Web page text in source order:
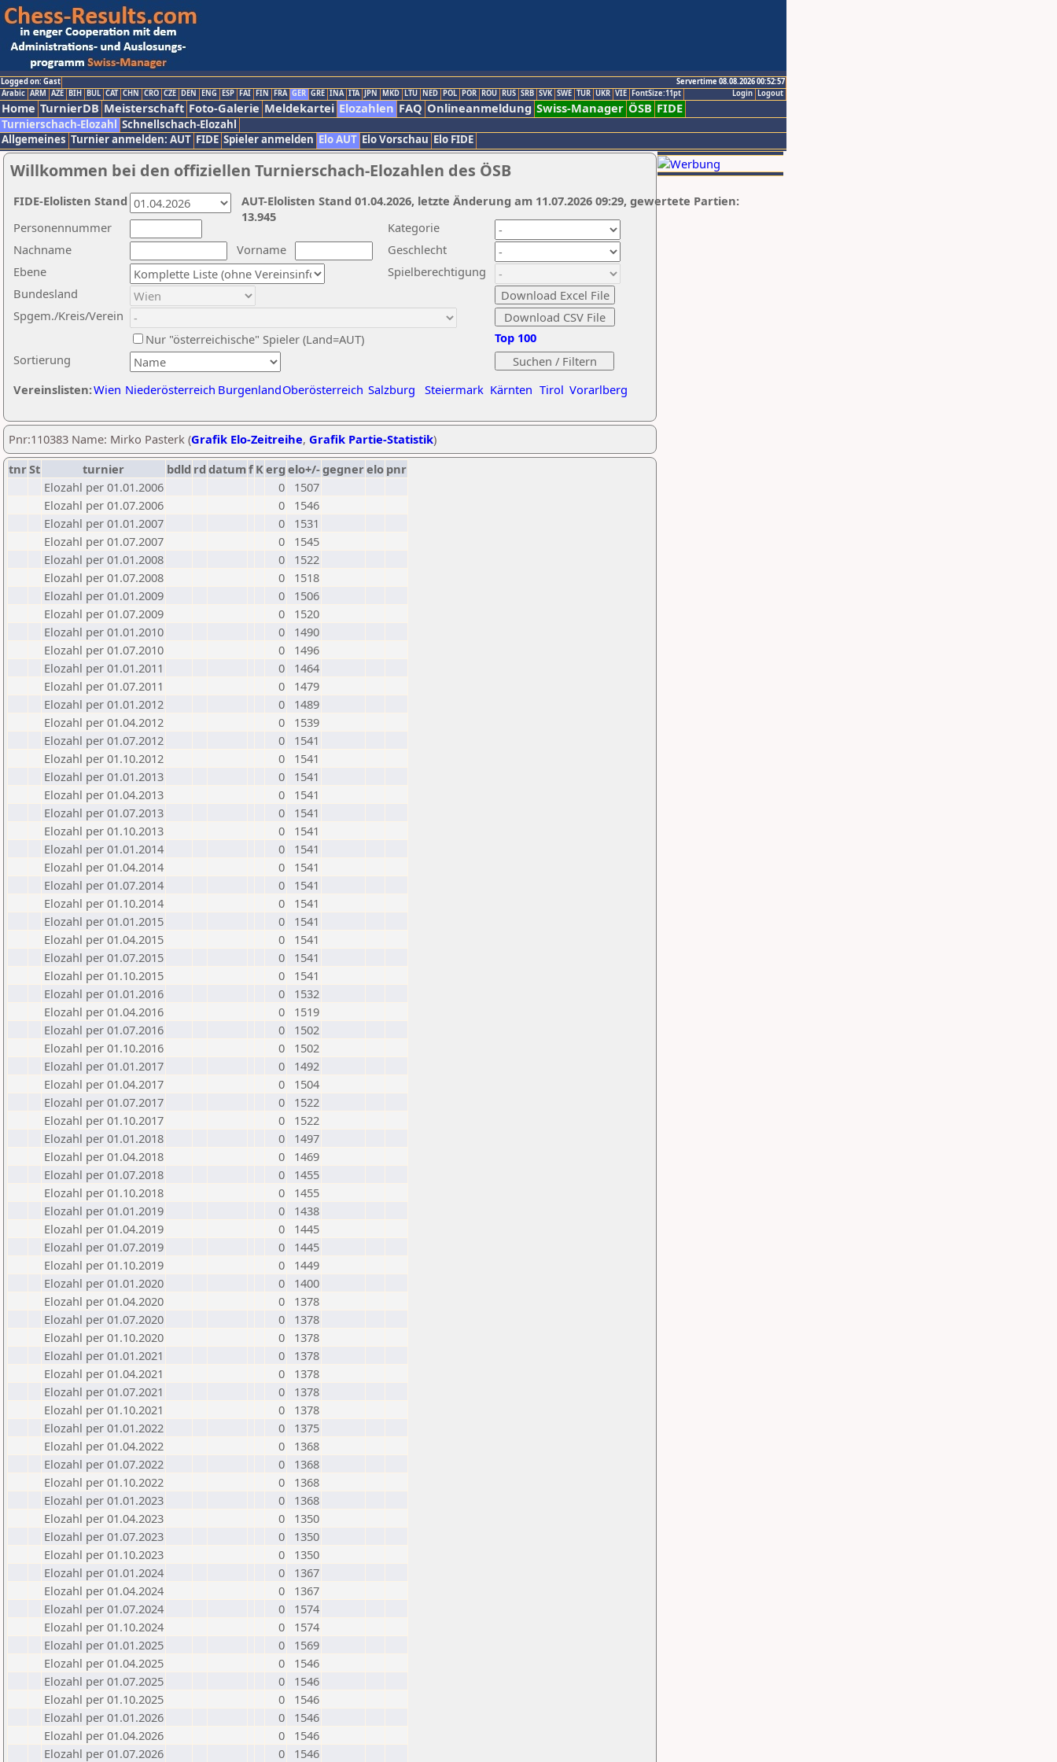
Logged on: Gast
Servertime 08.08.2026 00:52:57
Logout
Login
Arabic ARM AZE BIH BUL CAT CHN CRO CZE DEN ENG ESP FAI FIN FRA GER GRE INA ITA JPN MKD LTU NED POL POR ROU RUS SRB SVK SWE TUR UKR VIE FontSize:11pt
Home TurnierDB Meisterschaft Foto-Galerie Meldekartei Elozahlen FAQ Onlineanmeldung Swiss-Manager ÖSB FIDE
Turnierschach-Elozahl Schnellschach-Elozahl
Allgemeines Turnier anmelden: AUT FIDE Spieler anmelden Elo AUT Elo Vorschau Elo FIDE
Willkommen bei den offiziellen Turnierschach-Elozahlen des ÖSB
Nachname
Vorname
Ebene
Kategorie
Sortierung
Personennummer
Bundesland
Spgem./Kreis/Verein
Geschlecht
Nur "österreichische" Spieler (Land=AUT)
Spielberechtigung
Vereinslisten:Wien Niederösterreich BurgenlandOberösterreich Salzburg Steiermark Kärnten Tirol Vorarlberg
Top 100
AUT-Elolisten Stand 01.04.2026, letzte Änderung am 11.07.2026 09:29, gewertete Partien:
13.945
FIDE-Elolisten Stand
Pnr:110383 Name: Mirko Pasterk (Grafik Elo-Zeitreihe, Grafik Partie-Statistik)
tnrSt turnier bdld rd datumf Kerg elo+/-gegnerelo pnr
Elozahl per 01.01.2006
0
1507
Elozahl per 01.07.2006
0
1546
Elozahl per 01.01.2007
0
1531
Elozahl per 01.07.2007
0
1545
Elozahl per 01.01.2008
0
1522
Elozahl per 01.07.2008
0
1518
Elozahl per 01.01.2009
0
1506
Elozahl per 01.07.2009
0
1520
Elozahl per 01.01.2010
0
1490
Elozahl per 01.07.2010
0
1496
Elozahl per 01.01.2011
0
1464
Elozahl per 01.07.2011
0
1479
Elozahl per 01.01.2012
0
1489
Elozahl per 01.04.2012
0
1539
Elozahl per 01.07.2012
0
1541
Elozahl per 01.10.2012
0
1541
Elozahl per 01.01.2013
0
1541
Elozahl per 01.04.2013
0
1541
Elozahl per 01.07.2013
0
1541
Elozahl per 01.10.2013
0
1541
Elozahl per 01.01.2014
0
1541
Elozahl per 01.04.2014
0
1541
Elozahl per 01.07.2014
0
1541
Elozahl per 01.10.2014
0
1541
Elozahl per 01.01.2015
0
1541
Elozahl per 01.04.2015
0
1541
Elozahl per 01.07.2015
0
1541
Elozahl per 01.10.2015
0
1541
Elozahl per 01.01.2016
0
1532
Elozahl per 01.04.2016
0
1519
Elozahl per 01.07.2016
0
1502
Elozahl per 01.10.2016
0
1502
Elozahl per 01.01.2017
0
1492
Elozahl per 01.04.2017
0
1504
Elozahl per 01.07.2017
0
1522
Elozahl per 01.10.2017
0
1522
Elozahl per 01.01.2018
0
1497
Elozahl per 01.04.2018
0
1469
Elozahl per 01.07.2018
0
1455
Elozahl per 01.10.2018
0
1455
Elozahl per 01.01.2019
0
1438
Elozahl per 01.04.2019
0
1445
Elozahl per 01.07.2019
0
1445
Elozahl per 01.10.2019
0
1449
Elozahl per 01.01.2020
0
1400
Elozahl per 01.04.2020
0
1378
Elozahl per 01.07.2020
0
1378
Elozahl per 01.10.2020
0
1378
Elozahl per 01.01.2021
0
1378
Elozahl per 01.04.2021
0
1378
Elozahl per 01.07.2021
0
1378
Elozahl per 01.10.2021
0
1378
Elozahl per 01.01.2022
0
1375
Elozahl per 01.04.2022
0
1368
Elozahl per 01.07.2022
0
1368
Elozahl per 01.10.2022
0
1368
Elozahl per 01.01.2023
0
1368
Elozahl per 01.04.2023
0
1350
Elozahl per 01.07.2023
0
1350
Elozahl per 01.10.2023
0
1350
Elozahl per 01.01.2024
0
1367
Elozahl per 01.04.2024
0
1367
Elozahl per 01.07.2024
0
1574
Elozahl per 01.10.2024
0
1574
Elozahl per 01.01.2025
0
1569
Elozahl per 01.04.2025
0
1546
Elozahl per 01.07.2025
0
1546
Elozahl per 01.10.2025
0
1546
Elozahl per 01.01.2026
0
1546
Elozahl per 01.04.2026
0
1546
Elozahl per 01.07.2026
0 1546